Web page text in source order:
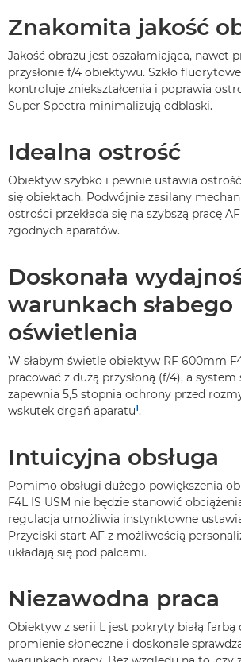
Znakomita jakość
Jakość obrazu jest oszałamiająca, nawet
przysłonie f/4 obiektywu. Szkło
kontroluje zniekształcenia i poprawia
Super Spectra minimalizują odblaski.
Idealna ostrość
Obiektyw szybko i pewnie ustawia
się obiektach. Podwójnie zasilany
ostrości przekłada się na szybszą pracę
zgodnych aparatów.
Doskonała
warunkach słabego
oświetlenia
W słabym świetle obiektyw RF 600mm
pracować z dużą przysłoną (f/4), a
zapewnia 5,5 stopnia ochrony przed
wskutek drgań aparatu1.
Intuicyjna obsługa
Pomimo obsługi dużego powiększenia
F4L IS USM nie będzie stanowić
regulacja umożliwia instynktowne
Przyciski start AF z możliwością
układają się pod palcami.
Niezawodna praca
Obiektyw z serii L jest pokryty białą farbą
promienie słoneczne i doskonale